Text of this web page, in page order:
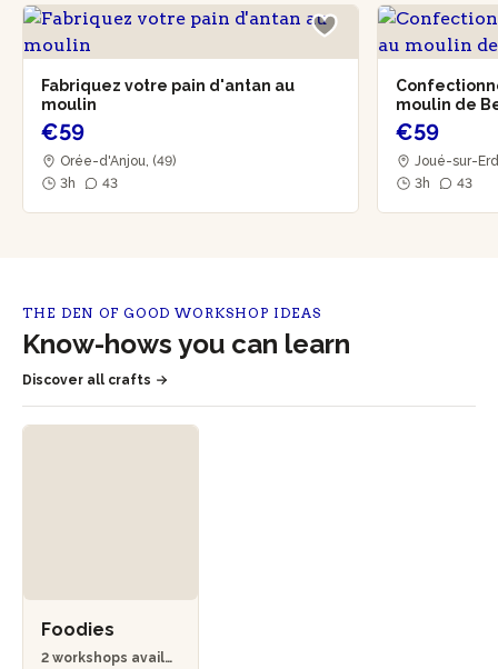
Fabriquez votre pain d'antan au
moulin
€59
Orée-d'Anjou, (49)
3h
43
moulin de
€59
Joué-sur-
3h
43
THE DEN OF GOOD WORKSHOP IDEAS
Know-hows you can learn
Discover all crafts
Foodies
2 workshops availa